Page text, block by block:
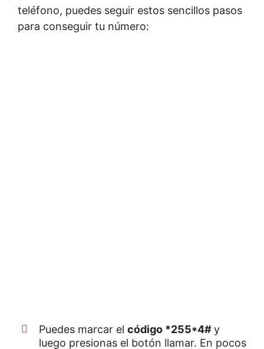
teléfono, puedes seguir estos sencillos pasos
para conseguir tu número:
Puedes marcar el código *255*4#y
luego presionas el botón llamar. En pocos